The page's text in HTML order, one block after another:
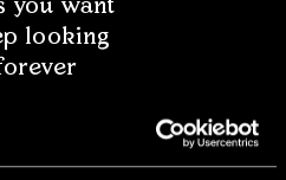
you want
looking